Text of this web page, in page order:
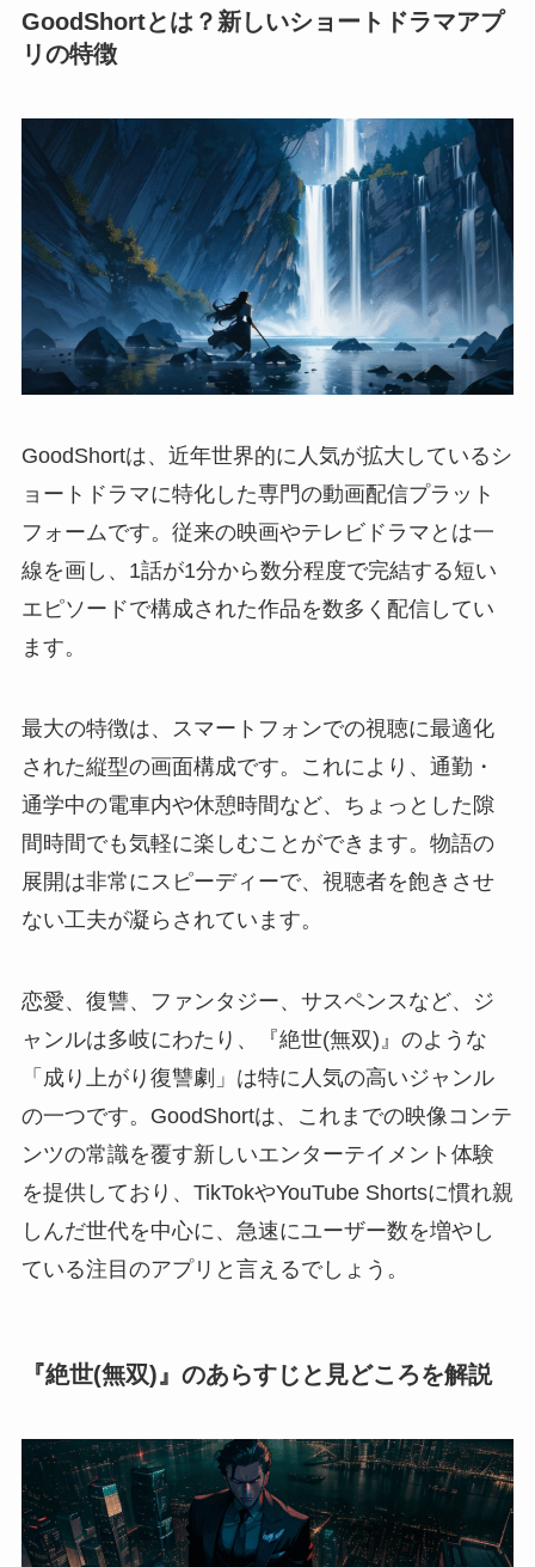
GoodShortとは？新しいショートドラマアプ
リの特徴
GoodShortは、近年世界的に人気が拡大しているシ
ョートドラマに特化した専門の動画配信プラット
フォームです。従来の映画やテレビドラマとは一
線を画し、1話が1分から数分程度で完結する短い
エピソードで構成された作品を数多く配信してい
ます。
最大の特徴は、スマートフォンでの視聴に最適化
された縦型の画面構成です。これにより、通勤・
通学中の電車内や休憩時間など、ちょっとした隙
間時間でも気軽に楽しむことができます。物語の
展開は非常にスピーディーで、視聴者を飽きさせ
ない工夫が凝らされています。
恋愛、復讐、ファンタジー、サスペンスなど、ジ
ャンルは多岐にわたり、『絶世(無双)』のような
「成り上がり復讐劇」は特に人気の高いジャンル
の一つです。GoodShortは、これまでの映像コンテ
ンツの常識を覆す新しいエンターテイメント体験
を提供しており、TikTokやYouTube Shortsに慣れ親
しんだ世代を中心に、急速にユーザー数を増やし
ている注目のアプリと言えるでしょう。
『絶世(無双)』のあらすじと見どころを解説